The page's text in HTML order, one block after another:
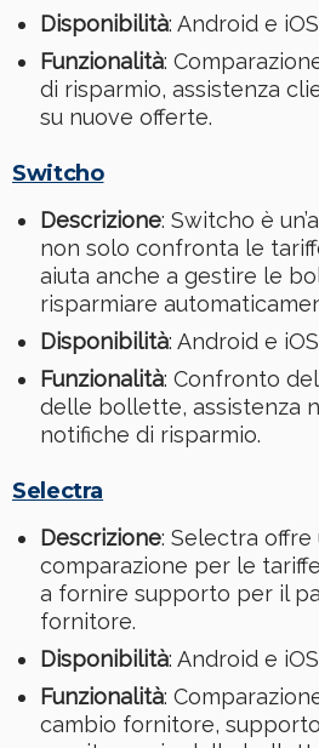
Disponibilità: Android e iOS
Funzionalità:
di risparmio, assistenza
su nuove offerte.
Switcho
Descrizione: Switcho è
non solo confronta le
aiuta anche a gestire le
risparmiare
Disponibilità: Android e iOS
Funzionalità: Confronto
delle bollette, assistenza
notifiche di risparmio.
Selectra
Descrizione: Selectra offre
comparazione per le
a fornire supporto per il
fornitore.
Disponibilità: Android e iOS
Funzionalità:
cambio fornitore,